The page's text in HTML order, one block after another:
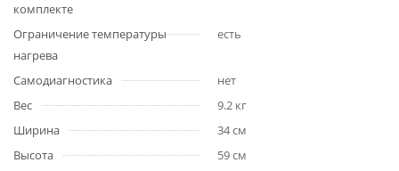
комплекте
Ограничение температуры
нагрева
есть
Самодиагностика
нет
Вес
9.2 кг
Ширина
34 см
Высота
59 см